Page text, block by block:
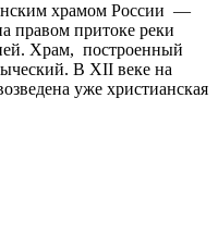
храмом России —
правом притоке реки
Храм, построенный
В XII веке на
уже христианская